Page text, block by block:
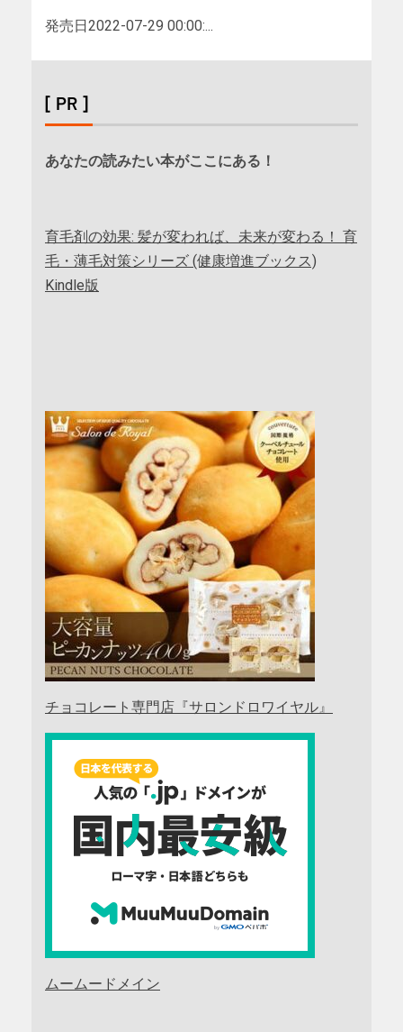
発売日2022-07-29 00:00:...
[ PR ]
あなたの読みたい本がここにある！
育毛剤の効果: 髪が変われば、未来が変わる！ 育
毛・薄毛対策シリーズ (健康増進ブックス)
Kindle版
チョコレート専門店『サロンドロワイヤル』
ムームードメイン